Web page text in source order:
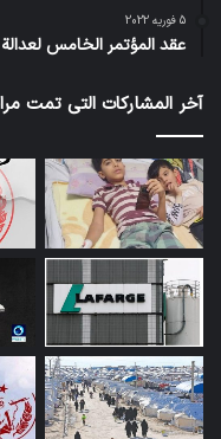
5 فوریه 2022
عقد المؤتمر الخامس
آخر المشاركات التي تمت